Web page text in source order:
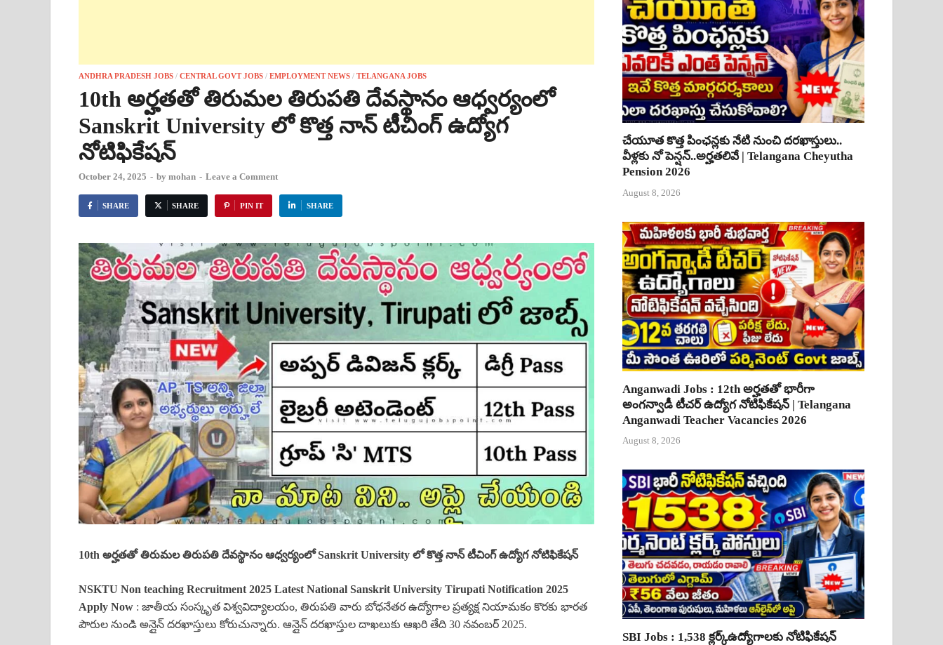
ANDHRA PRADESH JOBS / CENTRAL GOVT JOBS / EMPLOYMENT NEWS / TELANGANA JOBS
10th అర్హతతో తిరుమల తిరుపతి దేవస్థానం ఆధ్వర్యంలో
Sanskrit University లో కొత్త నాన్ టీచింగ్ ఉద్యోగ
నోటిఫికేషన్
October 24, 2025 - by mohan - Leave a Comment
SHARE SHARE PIN IT SHARE
10th అర్హతతో తిరుమల తిరుపతి దేవస్థానం ఆధ్వర్యంలో Sanskrit University లో కొత్త నాన్టీచింగ్ఉద్యోగ నోటిఫికేషన్
NSKTU Non teaching Recruitment 2025 Latest National Sanskrit University Tirupati Notification 2025
Apply Now : జాతీయ సంస్కృత విశ్వవిద్యాలయం, తిరుపతి వారు బోధనేతర ఉద్యోగాల ప్రత్యక్ష నియామకం కొరకు భారత
పౌరుల నుండి అన్లైన్ దరఖాస్తులు కోరుచున్నారు. ఆన్లైన్ దరఖాస్తుల దాఖలుకు ఆఖరి తేది 30 నవంబర్ 2025.
చేయూత కొత్త పింఛన్లకు నేటి నుంచి దరఖాస్తులు..
వీళ్లకు నో పెన్షన్..అర్హతలివే | Telangana Cheyutha
Pension 2026
August 8, 2026
Anganwadi Jobs : 12th అర్హతతో భారీగా
అంగన్వాడీ టీచర్ ఉద్యోగ నోటిఫికేషన్ | Telangana
Anganwadi Teacher Vacancies 2026
August 8, 2026
SBI Jobs : 1,538 క్లర్క్ఉద్యోగాలకు నోటిఫికేషన్